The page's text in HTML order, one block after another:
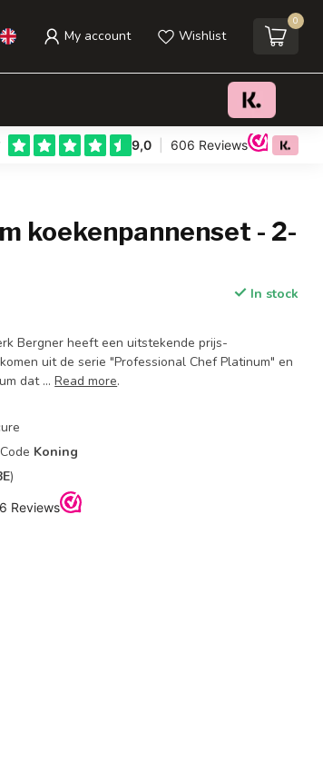
My account Wishlist
0
Add to cart
koekenpannenset - 2-
In stock
Bergner heeft een uitstekende prijs-
uit de serie "Professional Chef Platinum" en
dat ...Read more.
Koning
)